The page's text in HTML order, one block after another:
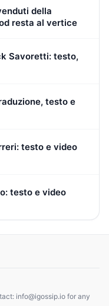
della
resta al vertice
Savoretti: testo,
testo e
testo e video
testo e video
info@igossip.io for any